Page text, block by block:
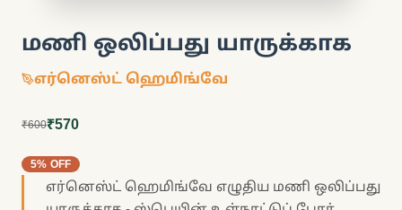
மணி ஒலிப்பது யாருக்காக
எர்னெஸ்ட் ஹெமிங்வே
₹600₹570
5% OFF
எர்னெஸ்ட் ஹெமிங்வே எழுதிய மணி ஒலிப்பது